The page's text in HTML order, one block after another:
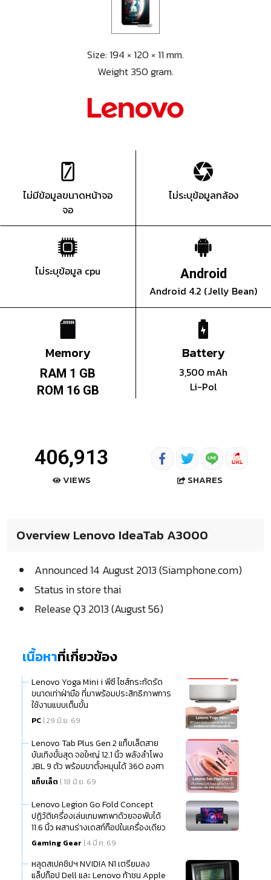
Size: 194 × 120 × 11 mm.
Weight 350 gram.
ไม่มีข้อมูลขนาดหน้าจอ
จอ
ไม่ระบุข้อมูลกล้อง
ไม่ระบุข้อมูล cpu Android
Android 4.2 (Jelly Bean)
Memory
RAM 1 GB
ROM 16 GB
Battery
3,500 mAh
Li-Pol
406,913
VIEWS SHARES
Overview Lenovo IdeaTab A3000
Announced 14 August 2013 (Siamphone.com)
Status in store thai
Release Q3 2013 (August 56)
เนื้อหาที่เกี่ยวข้อง
Lenovo Yoga Mini i พีซี ไซส์กระทัดรัด
ขนาดเท่าฝ่ามือ ที่มาพร้อมประสิทธิภาพการ
ใช้งานแบบเต็มขั้น
PC | 29 มิ.ย. 69
Lenovo Tab Plus Gen 2 แท็บเล็ตสาย
บันเทิงขั้นสุด จอใหญ่ 12.1 นิ้ว พลังลำโพง
JBL 9 ตัว พร้อมขาตั้งหมุนได้ 360 องศา
แท็บเล็ต | 18 มิ.ย. 69
Lenovo Legion Go Fold Concept
ปฏิวัติเครื่องเล่นเกมพกพาด้วยจอพับได้
11.6 นิ้ว ผสานร่างเดสก์ท็อปในเครื่องเดียว
Gaming Gear | 4 มี.ค. 69
หลุดสเปคชิปฯ NVIDIA N1 เตรียมลง
แล็ปท็อป Dell และ Lenovo ท้าชน Apple